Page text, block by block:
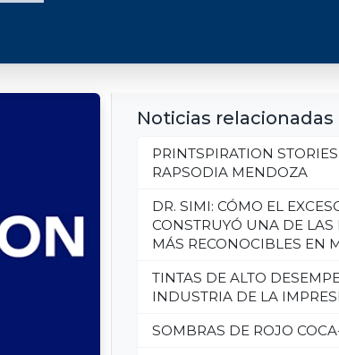
Noticias relacionadas
PRINTSPIRATION STORIES:
RAPSODIA MENDOZA
DR. SIMI: CÓMO EL
CONSTRUYÓ UNA DE LAS
MÁS RECONOCIBLES EN
TINTAS DE ALTO
INDUSTRIA DE LA
SOMBRAS DE ROJO